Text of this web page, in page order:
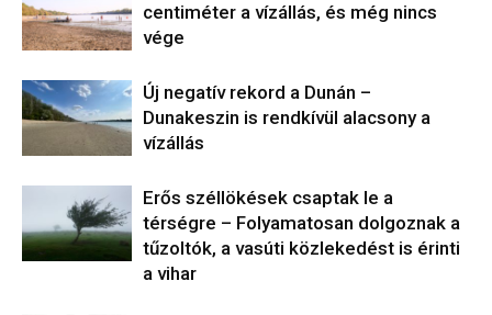
centiméter a vízállás, és még nincs
vége
Új negatív rekord a Dunán –
Dunakeszin is rendkívül alacsony a
vízállás
Erős széllökések csaptak le a
térségre – Folyamatosan dolgoznak a
tűzoltók, a vasúti közlekedést is érinti
a vihar